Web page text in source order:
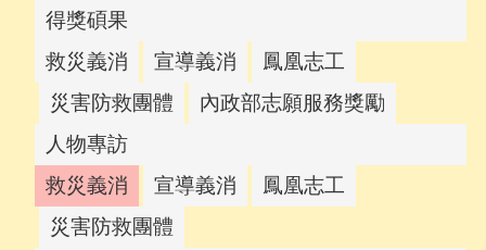
得獎碩果
救災義消
宣導義消
鳳凰志工
災害防救團體
內政部志願服務獎勵
人物專訪
救災義消
宣導義消
鳳凰志工
災害防救團體